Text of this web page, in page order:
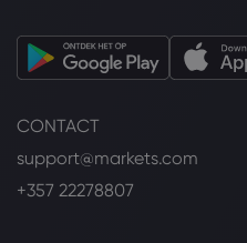
CONTACT
support@markets.com
+357 22278807